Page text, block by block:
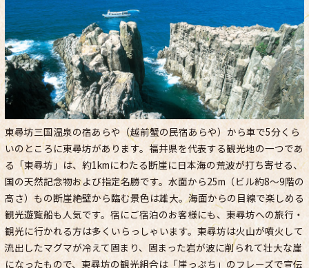
東尋坊三国温泉の宿あらや（越前蟹の民宿あらや）から車で5分くら
いのところに東尋坊があります。福井県を代表する観光地の一つであ
る「東尋坊」は、約1kmにわたる断崖に日本海の荒波が打ち寄せる、
国の天然記念物および指定名勝です。水面から25m（ビル約8～9階の
高さ）もの断崖絶壁から臨む景色は雄大。海面からの目線で楽しめる
観光遊覧船も人気です。宿にご宿泊のお客様にも、東尋坊への旅行・
観光に行かれる方は多くいらっしゃいます。東尋坊は火山が噴火して
流出したマグマが冷えて固まり、固まった岩が波に削られて壮大な崖
になったもので、東尋坊の観光組合は「崖っぷち」のフレーズで宣伝